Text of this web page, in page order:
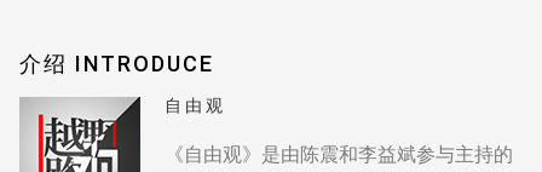
介绍 INTRODUCE
自由观
《自由观》是由陈震和李益斌参与主持的